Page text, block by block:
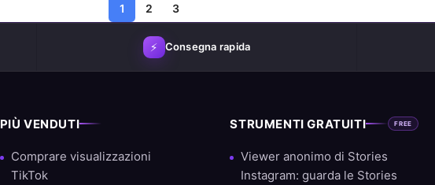
1 2 3
⚡ Consegna rapida
PIÙ VENDUTI
Comprare visualizzazioni
TikTok
STRUMENTI GRATUITI FREE
Viewer anonimo di Stories
Instagram: guarda le Stories